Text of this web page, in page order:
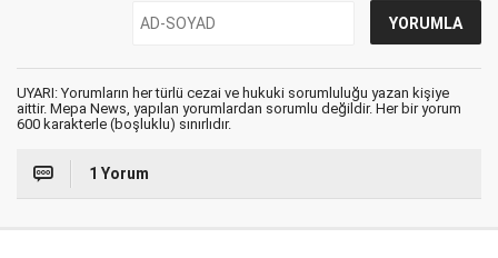
UYARI: Yorumların her türlü cezai ve hukuki sorumluluğu yazan kişiye
aittir. Mepa News, yapılan yorumlardan sorumlu değildir. Her bir yorum
600 karakterle (boşluklu) sınırlıdır.
1 Yorum